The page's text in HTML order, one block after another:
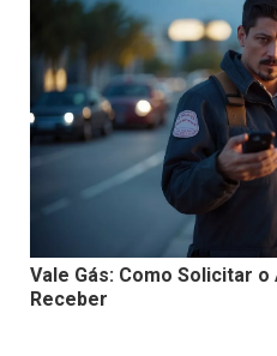
Vale Gás: Como Solicitar
Receber